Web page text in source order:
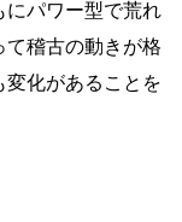
にパワー型で荒れ
て稽古の動きが格
化があることを